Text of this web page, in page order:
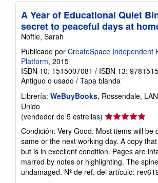
A Year of Educational Quiet
secret to peaceful days at
Noftle, Sarah
Publicado por CreateSpace Independent
Platform, 2015
ISBN 10: 1515007081 / ISBN 13:
Antiguo o usado / Tapa blanda
Librería: WeBuyBooks, Rossendale,
Unido
(vendedor de 5 estrellas) Calificación
del
vendedor:
5
de
5
estrellas
Condición: Very Good. Most items will be
same or the next working day. A copy
but is in excellent condition. Pages are
marred by notes or highlighting. The
undamaged. Nº de ref. del artículo: